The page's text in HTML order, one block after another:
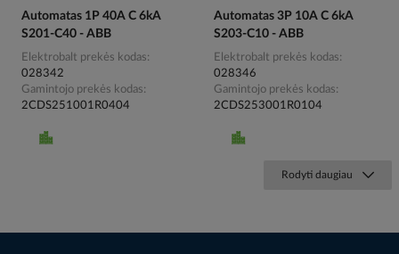
Automatas 1P 40A C 6kA
S201-C40 - ABB
Elektrobalt prekės kodas
028342
Gamintojo prekės kodas
2CDS251001R0404
Automatas 3P 10A C 6kA
S203-C10 - ABB
Elektrobalt prekės kodas
028346
Gamintojo prekės kodas
2CDS253001R0104
Rodyti daugiau